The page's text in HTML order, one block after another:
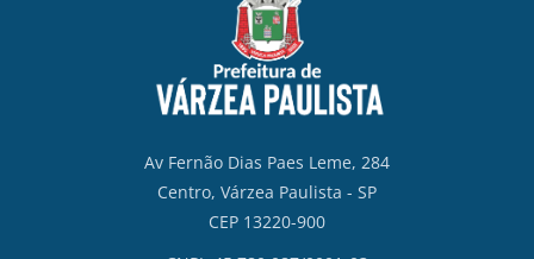
Av Fernão Dias Paes Leme, 284
Centro, Várzea Paulista - SP
CEP 13220-900